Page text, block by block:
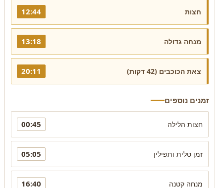
חצות 12:44
מנחה גדולה 13:18
צאת הכוכבים (42 דקות) 20:11
זמנים נוספים
חצות הלילה 00:45
זמן טלית ותפילין 05:05
מנחה קטנה 16:40